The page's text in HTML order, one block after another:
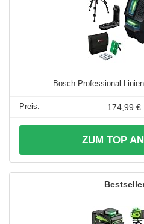
Bosch Professional
174,99 €
ZUM TOP